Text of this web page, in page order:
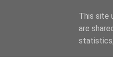
This site
are